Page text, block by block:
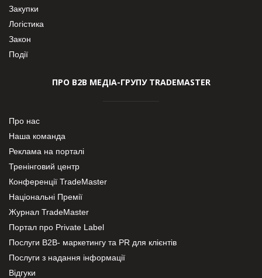
Закупки
Логістика
Закон
Події
ПРО В2В МЕДІА-ГРУПУ TRADEMASTER
Про нас
Наша команда
Реклама на порталі
Тренінговий центр
Конференції TradeMaster
Національні Премії
Журнал TradeMaster
Портал про Private Label
Послуги В2В- маркетингу та PR для клієнтів
Послуги з надання інформації
Відгуки